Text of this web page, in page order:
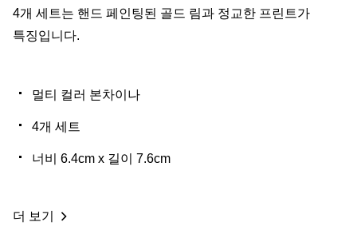
4개 세트는 핸드 페인팅된 골드 림과 정교한 프린트가
특징입니다.
멀티 컬러 본차이나
4개 세트
너비 6.4cm x 길이 7.6cm
더 보기